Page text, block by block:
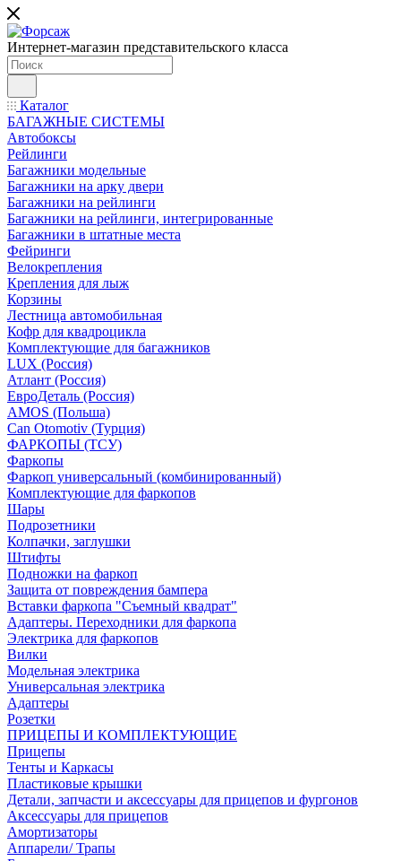
Интернет-магазин представительского класса
Каталог
БАГАЖНЫЕ СИСТЕМЫ
Автобоксы
Рейлинги
Багажники модельные
Багажники на арку двери
Багажники на рейлинги
Багажники на рейлинги, интегрированные
Багажники в штатные места
Фейринги
Велокрепления
Крепления для лыж
Корзины
Лестница автомобильная
Кофр для квадроцикла
Комплектующие для багажников
LUX (Россия)
Атлант (Россия)
ЕвроДеталь (Россия)
AMOS (Польша)
Can Otomotiv (Турция)
ФАРКОПЫ (ТСУ)
Фаркопы
Фаркоп универсальный (комбинированный)
Комплектующие для фаркопов
Шары
Подрозетники
Колпачки, заглушки
Штифты
Подножки на фаркоп
Защита от повреждения бампера
Вставки фаркопа "Съемный квадрат"
Адаптеры. Переходники для фаркопа
Электрика для фаркопов
Вилки
Модельная электрика
Универсальная электрика
Адаптеры
Розетки
ПРИЦЕПЫ И КОМПЛЕКТУЮЩИЕ
Прицепы
Тенты и Каркасы
Пластиковые крышки
Детали, запчасти и аксессуары для прицепов и фургонов
Аксессуары для прицепов
Амортизаторы
Аппарели/ Трапы